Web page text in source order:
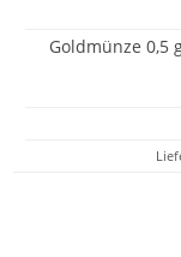
Goldmünze 0,5